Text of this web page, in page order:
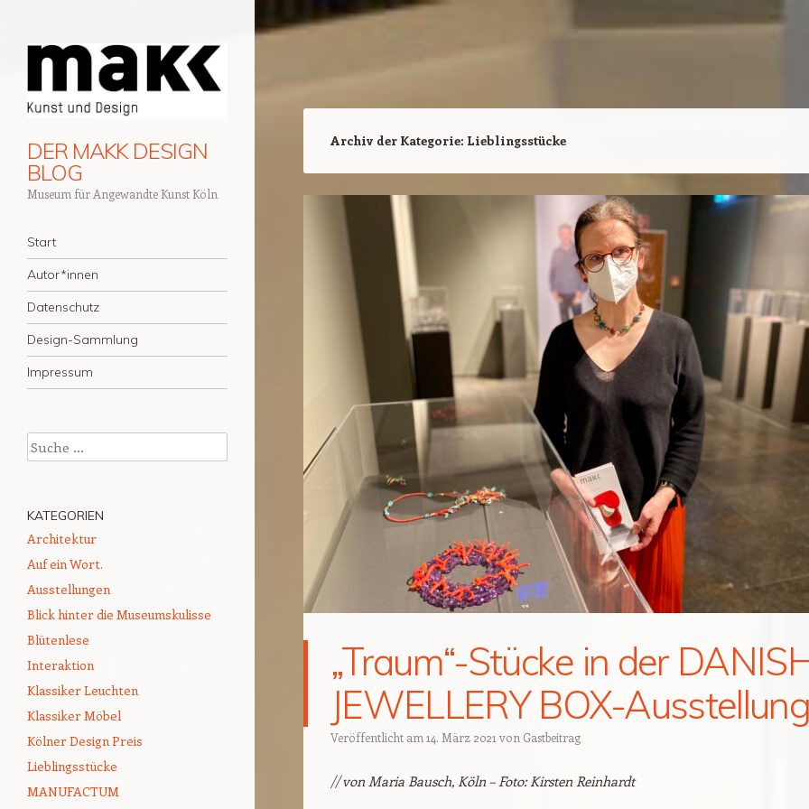
DER MAKK DESIGN
BLOG
Museum für Angewandte Kunst Köln
Navigation
Zum Inhalt springen
Start
Autor*innen
Datenschutz
Design-Sammlung
Impressum
Archiv der Kategorie: Lieblingsstücke
„Traum“-Stücke in der
JEWELLERY BOX-
Veröffentlicht am 14. März 2021 von Gastbeitrag
// von Maria Bausch, Köln – Foto: Kirsten Reinhardt
Suchen
KATEGORIEN
Architektur
Auf ein Wort.
Ausstellungen
Blick hinter die Museumskulisse
Blütenlese
Interaktion
Klassiker Leuchten
Klassiker Möbel
Kölner Design Preis
Lieblingsstücke
MANUFACTUM